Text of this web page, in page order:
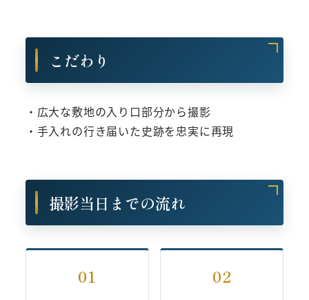
こだわり
・広大な敷地の入り口部分から撮影
・手入れの行き届いた史跡を忠実に再現
撮影当日までの流れ
01 02